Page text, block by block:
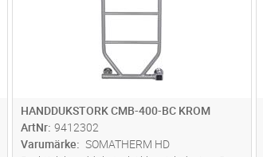
HANDDUKSTORK CMB-400-BC KROM
ArtNr 9412302
Varumärke
SOMATHERM HD